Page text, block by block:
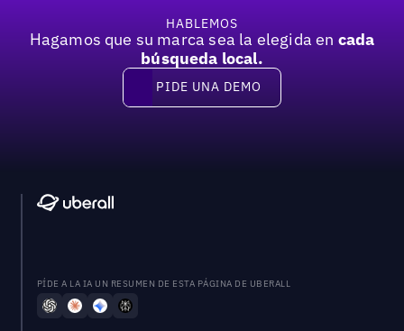
HABLEMOS
Hagamos que su marca sea la elegida en cada
búsqueda local.
Pide una demo
PIDE UNA DEMO
PÍDE A LA IA UN RESUMEN DE ESTA PÁGINA DE UBERALL